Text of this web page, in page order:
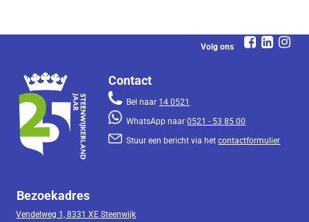
Volg ons
Contact
Bel naar 14 0521
WhatsApp naar0521 - 53 85 00
Stuur een bericht via hetcontactformulier
Bezoekadres
Vendelweg 1, 8331 XE Steenwijk